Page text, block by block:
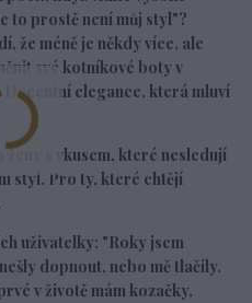
to prostě není můj styl"?
že méně je někdy více, ale
své kotníkové boty v
elegance, která mluví
ženy s vkusem, které nesledují
styl. Pro ty, které chtějí
uživatelky: "Roky jsem
dopnout, nebo mě tlačily.
v životě mám kozačky,